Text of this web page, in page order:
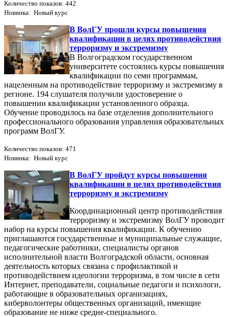
Количество показов: 442
Новинка: Новый курс
В ВолГУ прошли курсы повышения
квалификации в целях противодействия
терроризму и экстремизму
В Волгоградском государственном
университете состоялись курсы повышения
квалификации по семи программам,
нацеленным на противодействие терроризму и экстремизму в
регионе. 194 слушателя получили удостоверение о
повышении квалификации установленного образца.
Обучение проводилось на базе отделения дополнительного
профессионального образования управления образовательных
программ ВолГУ.
Количество показов: 471
Новинка: Новый курс
В ВолГУ пройдут курсы повышения
квалификации в целях противодействия
терроризму и экстремизму
Координационный центр противодействия
терроризму и экстремизму ВолГУ проводит
набор на курсы повышения квалификации. К обучению
приглашаются государственные и муниципальные служащие,
педагогические работники, специалисты органов
исполнительной власти Волгоградской области, основная
деятельность которых связана с профилактикой и
противодействием идеологии терроризма, в том числе в сети
Интернет, преподаватели, социальные педагоги и психологи,
работающие в образовательных организациях,
киберволонтеры общественных организаций, имеющие
образование не ниже средне-специального.